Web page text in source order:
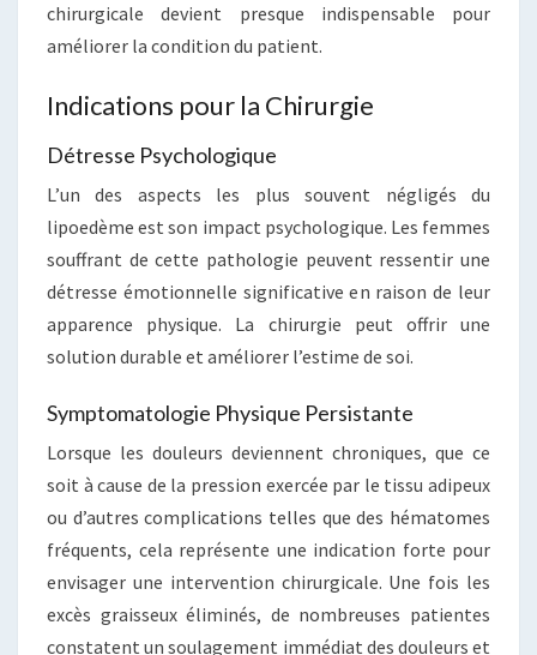
chirurgicale devient presque indispensable pour
améliorer la condition du patient.
Indications pour la Chirurgie
Détresse Psychologique
L’un des aspects les plus souvent négligés du
lipoedème est son impact psychologique. Les femmes
souffrant de cette pathologie peuvent ressentir une
détresse émotionnelle significative en raison de leur
apparence physique. La chirurgie peut offrir une
solution durable et améliorer l’estime de soi.
Symptomatologie Physique Persistante
Lorsque les douleurs deviennent chroniques, que ce
soit à cause de la pression exercée par le tissu adipeux
ou d’autres complications telles que des hématomes
fréquents, cela représente une indication forte pour
envisager une intervention chirurgicale. Une fois les
excès graisseux éliminés, de nombreuses patientes
constatent un soulagement immédiat des douleurs et